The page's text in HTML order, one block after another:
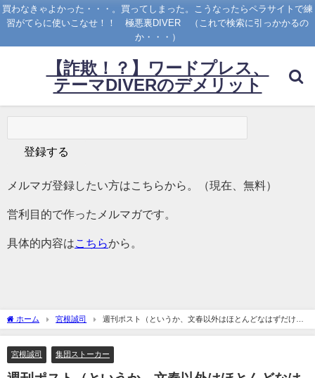
買わなきゃよかった・・・。買ってしまった。こうなったらペラサイトで練
習がてらに使いこなせ！！ 極悪裏DIVER （これで検索に引っかかるの
か・・・）
【詐欺！？】ワードプレス、
テーマDIVERのデメリット
メルマガ登録したい方はこちらから。（現在、無料）
営利目的で作ったメルマガです。
具体的内容は こちらから。
ホーム 宮根誠司
週刊ポスト（というか、文春以外はほとんどなはずだけ
ど） 周防さんはつながっている
宮根誠司 集団ストーカー